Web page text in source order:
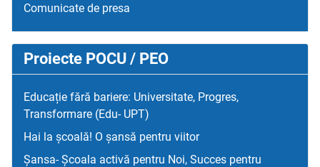
Comunicate de presa
Proiecte POCU / PEO
Educație fără bariere: Universitate, Progres,
Transformare (Edu- UPT)
Hai la școală! O șansă pentru viitor
Șansa- Școala activă pentru Noi, Succes pentru